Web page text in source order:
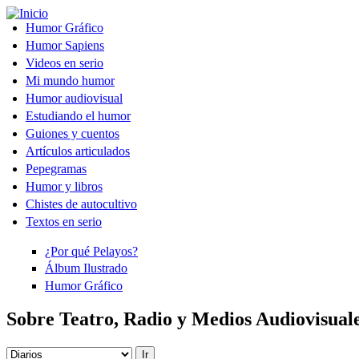
Pasar al contenido principal
Humor Gráfico
Humor Sapiens
Videos en serio
Mi mundo humor
Humor audiovisual
Estudiando el humor
Guiones y cuentos
Artículos articulados
Pepegramas
Humor y libros
Chistes de autocultivo
Textos en serio
¿Por qué Pelayos?
Álbum Ilustrado
Humor Gráfico
Sobre Teatro, Radio y Medios